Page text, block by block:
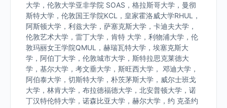
大学，伦敦大学亚非学院 SOAS，格拉斯哥大学，曼彻
斯特大学，伦敦国王学院KCL，皇家霍洛威大学RHUL，
阿斯顿大学，利兹大学，萨塞克斯大学，卡迪夫大学，
伦敦艺术大学，雷丁大学，肯特 大学，利物浦大学，伦
敦玛丽女王学院QMUL，赫瑞瓦特大学，埃塞克斯大
学，阿伯丁大学，伦敦城市大学，斯特拉思克莱德大
学，基尔大学，考文垂大学，斯旺西大学， 邓迪大学，
阿伯泰大学，切斯特大学，朴茨茅斯大学，威尔士班戈
大学，林肯大学，布拉德福德大学，北安普顿大学，诺
丁汉特伦特大学，诺森比亚大学，赫尔大学，约 克圣约